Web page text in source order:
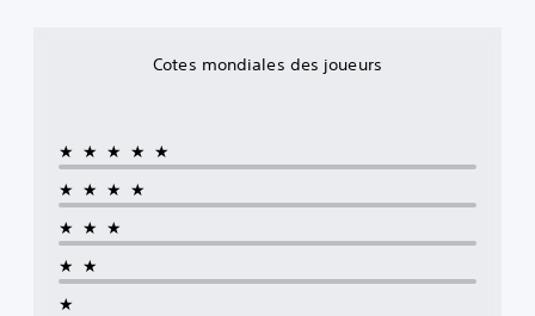
Cotes mondiales des joueurs
★★★★★
★★★★
★★★
★★
★